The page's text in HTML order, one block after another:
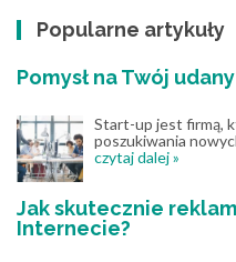
Popularne artykuły
Pomysł na Twój
Start-up jest firmą,
poszukiwania
czytaj dalej »
Jak skutecznie
Internecie?